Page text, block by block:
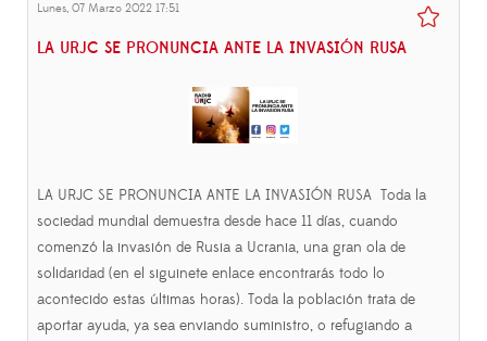
Lunes, 07 Marzo 2022 17:51
LA URJC SE PRONUNCIA ANTE LA INVASIÓN RUSA
LA URJC SE PRONUNCIA ANTE LA INVASIÓN RUSA Toda la
sociedad mundial demuestra desde hace 11 días, cuando
comenzó la invasión de Rusia a Ucrania, una gran ola de
solidaridad (en el siguinete enlace encontrarás todo lo
acontecido estas últimas horas). Toda la población trata de
aportar ayuda, ya sea enviando suministro, o refugiando a